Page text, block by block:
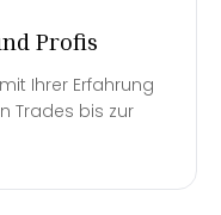
Profis
Ihrer Erfahrung
Trades bis zur